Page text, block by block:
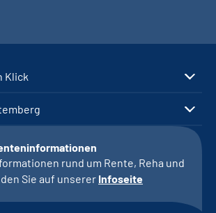
Klick
rund um Rente, Reha und
Sie auf unserer Infoseite